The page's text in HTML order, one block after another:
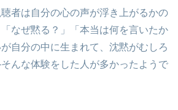
者は自分の心の声が浮き上がるかの
なぜ黙る？」「本当は何を言いたか
自分の中に生まれて、沈黙がむしろ
んな体験をした人が多かったようで